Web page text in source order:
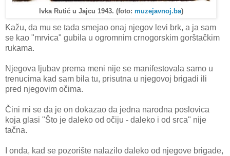
Ivka Rutić u Jajcu 1943. (foto: muzejavnoj.ba)
Kažu, da mu se tada smejao onaj njegov levi brk, a ja sam
se kao "mrvica" gubila u ogromnim crnogorskim gorštačkim
rukama.
Njegova ljubav prema meni nije se manifestovala samo u
trenucima kad sam bila tu, prisutna u njegovoj brigadi ili
pred njegovim očima.
Čini mi se da je on dokazao da jedna narodna poslovica
koja glasi "Što je daleko od očiju - daleko i od srca" nije
tačna.
I onda, kad se pozorište nalazilo daleko od njegove brigade,